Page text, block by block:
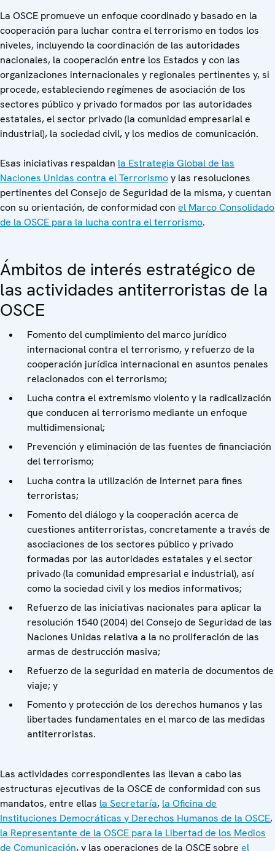
La OSCE promueve un enfoque coordinado y basado en la
cooperación para luchar contra el terrorismo en todos los
niveles, incluyendo la coordinación de las autoridades
nacionales, la cooperación entre los Estados y con las
organizaciones internacionales y regionales pertinentes y, si
procede, estableciendo regímenes de asociación de los
sectores público y privado formados por las autoridades
estatales, el sector privado (la comunidad empresarial e
industrial), la sociedad civil, y los medios de comunicación.
Esas iniciativas respaldan la Estrategia Global de las
Naciones Unidas contra el Terrorismoy las resoluciones
pertinentes del Consejo de Seguridad de la misma, y cuentan
con su orientación, de conformidad con el Marco Consolidado
de la OSCE para la lucha contra el terrorismo.
Ámbitos de interés estratégico de
las actividades antiterroristas de la
OSCE
Fomento del cumplimiento del marco jurídico
internacional contra el terrorismo, y refuerzo de la
cooperación jurídica internacional en asuntos penales
relacionados con el terrorismo;
Lucha contra el extremismo violento y la radicalización
que conducen al terrorismo mediante un enfoque
multidimensional;
Prevención y eliminación de las fuentes de financiación
del terrorismo;
Lucha contra la utilización de Internet para fines
terroristas;
Fomento del diálogo y la cooperación acerca de
cuestiones antiterroristas, concretamente a través de
asociaciones de los sectores público y privado
formadas por las autoridades estatales y el sector
privado (la comunidad empresarial e industrial), así
como la sociedad civil y los medios informativos;
Refuerzo de las iniciativas nacionales para aplicar la
resolución 1540 (2004) del Consejo de Seguridad de las
Naciones Unidas relativa a la no proliferación de las
armas de destrucción masiva;
Refuerzo de la seguridad en materia de documentos de
viaje; y
Fomento y protección de los derechos humanos y las
libertades fundamentales en el marco de las medidas
antiterroristas.
Las actividades correspondientes las llevan a cabo las
estructuras ejecutivas de la OSCE de conformidad con sus
mandatos, entre ellas la Secretaría, la Oficina de
Instituciones Democráticas y Derechos Humanos de la OSCE,
la Representante de la OSCE para la Libertad de los Medios
de Comunicación, y las operaciones de la OSCE sobre el